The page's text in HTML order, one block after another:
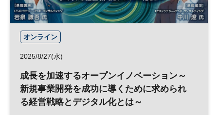
オンライン
2025/8/27(水)
成長を加速するオープンイノベーション～
新規事業開発を成功に導くために求められ
る経営戦略とデジタル化とは～